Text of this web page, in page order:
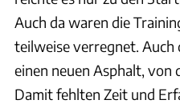
Auch da waren die
teilweise verregnet. Auch
einen neuen Asphalt, von
Damit fehlten Zeit und